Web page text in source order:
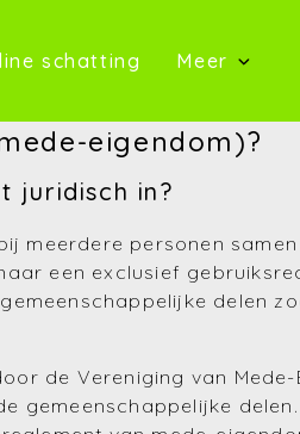
schatting (Online
Meer
eigendom)?
juridisch in?
meerdere personen
een exclusief
delen
de Vereniging van
gemeenschappelijke